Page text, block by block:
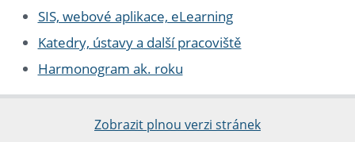
SIS, webové aplikace, eLearning
Katedry, ústavy a další pracoviště
Harmonogram ak. roku
Zobrazit plnou verzi stránek